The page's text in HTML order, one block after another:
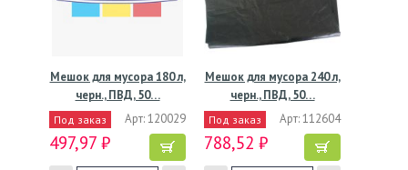
Мешок для мусора 180 л,
черн., ПВД, 50…
Под заказ Арт: 120029
497,97 ₽
Мешок для мусора 240 л,
черн., ПВД, 50…
Под заказ Арт: 112604
788,52 ₽